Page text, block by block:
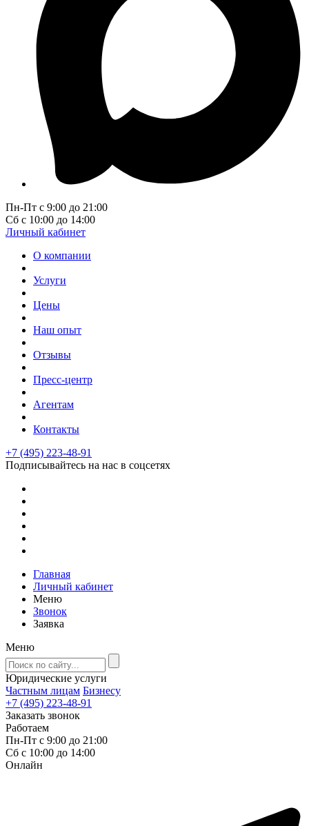
Пн-Пт с 9:00 до 21:00
Сб с 10:00 до 14:00
Личный кабинет
О компании
Услуги
Цены
Наш опыт
Отзывы
Пресс-центр
Агентам
Контакты
+7 (495) 223-48-91
Подписывайтесь на нас в соцсетях
Главная
Личный кабинет
Меню
Звонок
Заявка
Меню
Юридические услуги
Частным лицам Бизнесу
+7 (495) 223-48-91
Заказать звонок
Работаем
Пн-Пт с 9:00 до 21:00
Сб с 10:00 до 14:00
Онлайн